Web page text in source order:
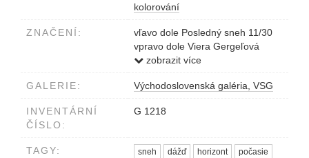
kolorování
ZNAČENÍ:
vľavo dole Posledný sneh 11/30
vpravo dole Viera Gergeľová
v strede 1979
zobrazit více
GALERIE: Východoslovenská galéria, VSG
INVENTÁRNÍ
ČÍSLO:
G 1218
TAGY: sneh dážď horizont
počasie